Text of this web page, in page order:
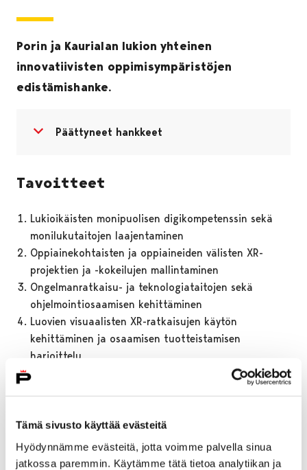
Tämä sivusto käyttää evästeitä
Hyödynnämme evästeitä, jotta voimme palvella sinua
jatkossa paremmin. Käytämme tätä tietoa analytiikan ja
Porin ja Kaurialan lukion yhteinen
innovatiivisten oppimisympäristöjen
edistämishanke.
Avaa valikko
Sulje valikko
Päättyneet hankkeet
Tavoitteet
Lukioikäisten monipuolisen digikompetenssin sekä
monilukutaitojen laajentaminen
Oppiainekohtaisten ja oppiaineiden välisten XR-
projektien ja -kokeilujen mallintaminen
Ongelmanratkaisu- ja teknologiataitojen sekä
ohjelmointiosaamisen kehittäminen
Luovien visuaalisten XR-ratkaisujen käytön
kehittäminen ja osaamisen tuotteistamisen
harjoittelu
XR-tapahtumien järjestäminen Porissa ja
Hankkeen tiedot
Hankkeen toiminta-aika: 1.6.2022–31.7.2024